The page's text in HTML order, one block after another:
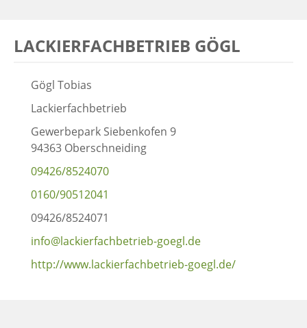
LACKIERFACHBETRIEB GÖGL
Gögl Tobias
Lackierfachbetrieb
Gewerbepark Siebenkofen 9
94363 Oberschneiding
09426/8524070
0160/90512041
09426/8524071
info@lackierfachbetrieb-goegl.de
http://www.lackierfachbetrieb-goegl.de/